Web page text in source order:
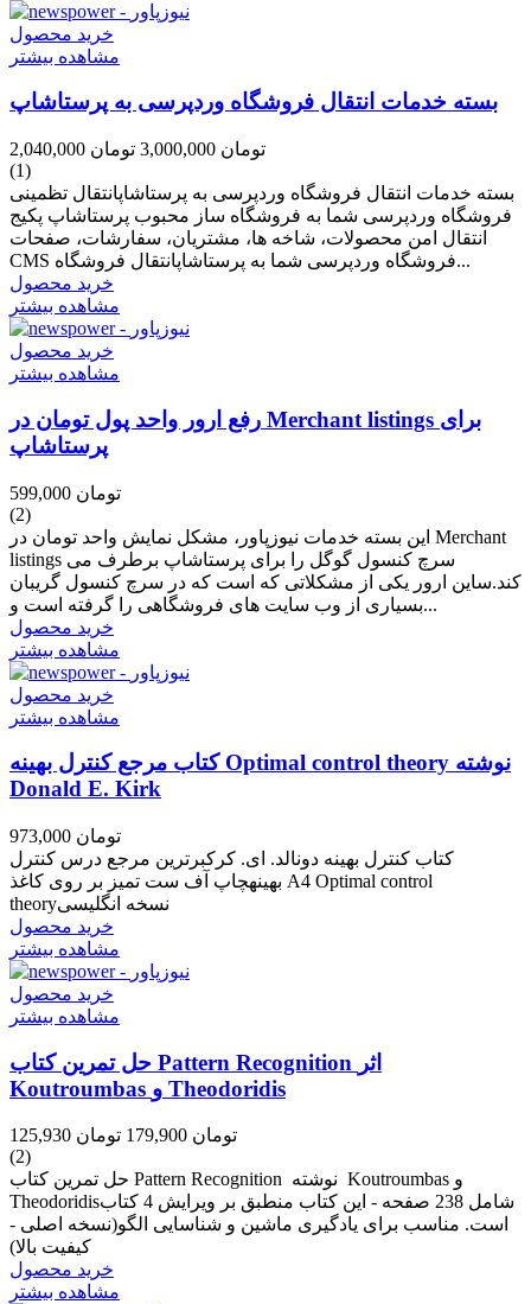
خرید محصول
مشاهده بیشتر
بسته خدمات انتقال فروشگاه وردپرسی به پرستاشاپ
2,040,000 تومان 3,000,000 تومان
(1)
بسته خدمات انتقال فروشگاه وردپرسی به پرستاشاپانتقال تظمینی
فروشگاه وردپرسی شما به فروشگاه ساز محبوب پرستاشاپ پکیج
انتقال امن محصولات، شاخه ها، مشتریان، سفارشات، صفحات
CMS فروشگاه وردپرسی شما به پرستاشاپانتقال فروشگاه...
خرید محصول
مشاهده بیشتر
خرید محصول
مشاهده بیشتر
رفع ارور واحد پول تومان در Merchant listings برای
پرستاشاپ
599,000 تومان
(2)
این بسته خدمات نیوزپاور، مشکل نمایش واحد تومان در Merchant
listings سرچ کنسول گوگل را برای پرستاشاپ برطرف می
کند.ساین ارور یکی از مشکلاتی که است که در سرچ کنسول گریبان
بسیاری از وب سایت های فروشگاهی را گرفته است و...
خرید محصول
مشاهده بیشتر
خرید محصول
مشاهده بیشتر
کتاب مرجع کنترل بهینه Optimal control theory نوشته
Donald E. Kirk
973,000 تومان
کتاب کنترل بهینه دونالد. ای. کرکبرترین مرجع درس کنترل
بهینهچاپ آف ست تمیز بر روی کاغذ A4 Optimal control
theoryنسخه انگلیسی
خرید محصول
مشاهده بیشتر
خرید محصول
مشاهده بیشتر
حل تمرین کتاب Pattern Recognition اثر
Koutroumbas و Theodoridis
125,930 تومان 179,900 تومان
(2)
حل تمرین کتاب Pattern Recognition نوشته Koutroumbas و
Theodoridisشامل 238 صفحه - این کتاب منطبق بر ویرایش 4 کتاب
است. مناسب برای یادگیری ماشین و شناسایی الگو(نسخه اصلی -
کیفیت بالا)
خرید محصول
مشاهده بیشتر